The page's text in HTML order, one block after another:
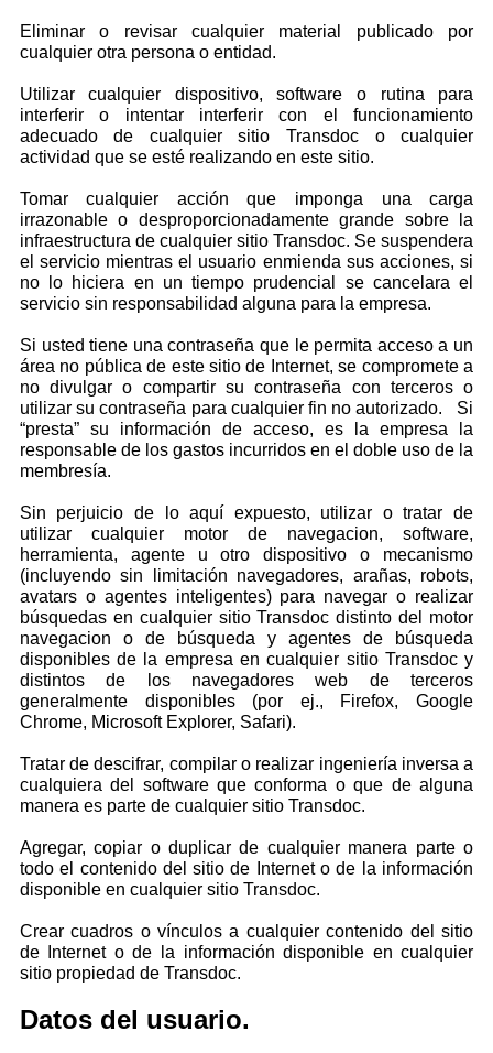
Eliminar o revisar cualquier material publicado por
cualquier otra persona o entidad.
Utilizar cualquier dispositivo, software o rutina para
interferir o intentar interferir con el funcionamiento
adecuado de cualquier sitio Transdoc o cualquier
actividad que se esté realizando en este sitio.
Tomar cualquier acción que imponga una carga
irrazonable o desproporcionadamente grande sobre la
infraestructura de cualquier sitio Transdoc. Se suspendera
el servicio mientras el usuario enmienda sus acciones, si
no lo hiciera en un tiempo prudencial se cancelara el
servicio sin responsabilidad alguna para la empresa.
Si usted tiene una contraseña que le permita acceso a un
área no pública de este sitio de Internet, se compromete a
no divulgar o compartir su contraseña con terceros o
utilizar su contraseña para cualquier fin no autorizado. Si
“presta” su información de acceso, es la empresa la
responsable de los gastos incurridos en el doble uso de la
membresía.
Sin perjuicio de lo aquí expuesto, utilizar o tratar de
utilizar cualquier motor de navegacion, software,
herramienta, agente u otro dispositivo o mecanismo
(incluyendo sin limitación navegadores, arañas, robots,
avatars o agentes inteligentes) para navegar o realizar
búsquedas en cualquier sitio Transdoc distinto del motor
navegacion o de búsqueda y agentes de búsqueda
disponibles de la empresa en cualquier sitio Transdoc y
distintos de los navegadores web de terceros
generalmente disponibles (por ej., Firefox, Google
Chrome, Microsoft Explorer, Safari).
Tratar de descifrar, compilar o realizar ingeniería inversa a
cualquiera del software que conforma o que de alguna
manera es parte de cualquier sitio Transdoc.
Agregar, copiar o duplicar de cualquier manera parte o
todo el contenido del sitio de Internet o de la información
disponible en cualquier sitio Transdoc.
Crear cuadros o vínculos a cualquier contenido del sitio
de Internet o de la información disponible en cualquier
sitio propiedad de Transdoc.
Datos del usuario.